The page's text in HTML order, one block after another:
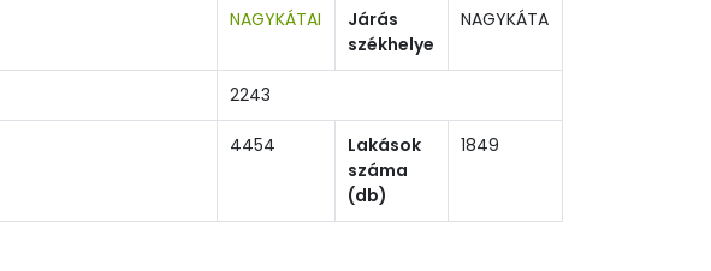
NAGYKÁTAI
Járás
székhelye
NAGYKÁTA
2243
4454
Lakások
száma
(db)
1849